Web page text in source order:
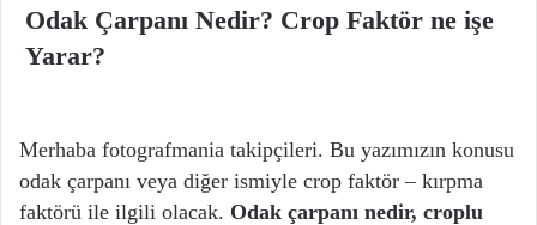
Odak Çarpanı Nedir? Crop Faktör ne işe
Yarar?
Merhaba fotografmania takipçileri. Bu yazımızın konusu
odak çarpanı veya diğer ismiyle crop faktör – kırpma
faktörü ile ilgili olacak. Odak çarpanı nedir, croplu